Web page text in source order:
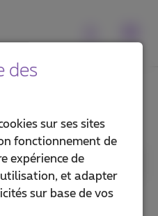
des
sur ses sites
fonctionnement de
expérience de
et adapter
sur base de vos